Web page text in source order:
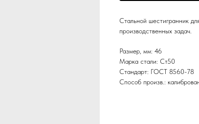
Стальной шестигранник
производственных задач.
Размер, мм: 46
Марка стали: Ст50
Стандарт: ГОСТ 8560-78
Способ произв.: